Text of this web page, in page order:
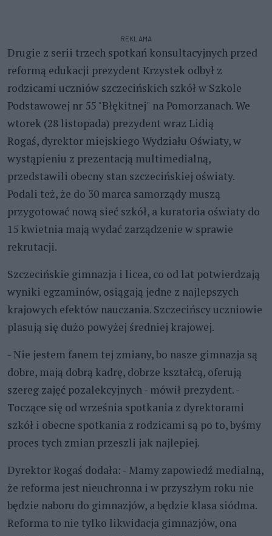
REKLAMA
Drugie z serii trzech spotkań konsultacyjnych przed
reformą edukacji prezydent Krzystek odbył z
rodzicami uczniów szczecińskich szkół w Szkole
Podstawowej nr 55 "Błękitnej" na Pomorzanach. We
wtorek (28 listopada) prezydent wraz Lidią
Rogaś, dyrektor miejskiego Wydziału Oświaty, w
wystąpieniu z prezentacją multimedialną,
przedstawili obecny stan szczecińskiej oświaty.
Podali też, że do 30 marca samorządy muszą
przygotować nową sieć szkół, a kuratoria oświaty do
15 kwietnia mają wydać zarządzenie w sprawie
rekrutacji.
Szczecińskie gimnazja i licea, co od lat potwierdzają
wyniki egzaminów, osiągają jedne z najlepszych
krajowych efektów nauczania. Szczecińscy uczniowie
plasują się dużo powyżej średniej krajowej.
- Nie jestem fanem tej zmiany, bo nasze gimnazja są
dobre, mają dobrą kadrę, dobrze kształcą, oferują
szereg zajęć pozalekcyjnych - mówił prezydent. -
Toczące się od września spotkania z dyrektorami
szkół i obecne spotkania z rodzicami są po to, byśmy
proces tych zmian przeszli jak najlepiej.
Dyrektor Rogaś dodała: - Mamy zapowiedź medialną,
że reforma jest nieuchronna i w przyszłym roku nie
będzie naboru do gimnazjów, a będzie klasa siódma.
Reforma to nie tylko likwidacja gimnazjów, ona